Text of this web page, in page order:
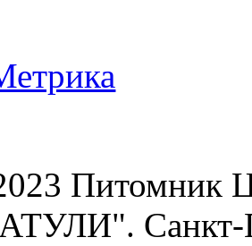
Питомник
Санкт-